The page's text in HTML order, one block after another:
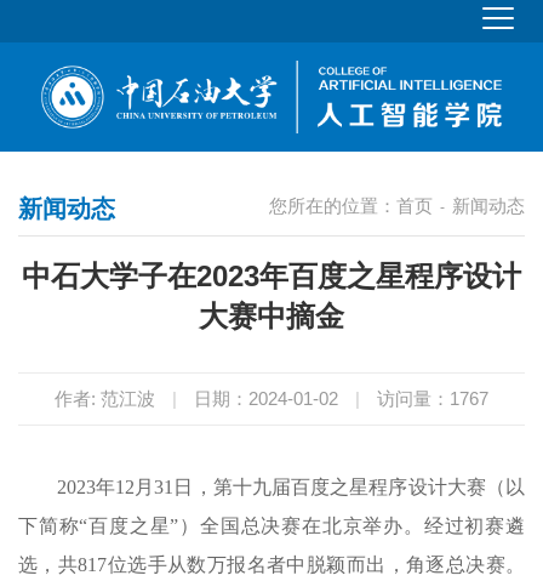
您所在的位置： 首页 - 新闻动态
新闻动态
中石大学子在2023年百度之星程序设计
大赛中摘金
作者: 范江波 | 日期：2024-01-02 | 访问量： 1767
2023年12月31日，第十九届百度之星程序设计大赛（以
下简称“百度之星”）全国总决赛在北京举办。经过初赛遴
选，共817位选手从数万报名者中脱颖而出，角逐总决赛。